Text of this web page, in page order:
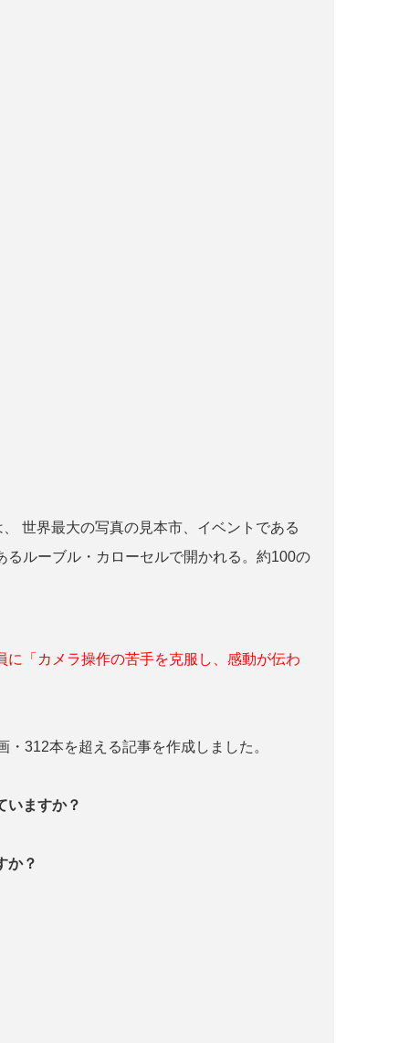
世界最大の写真の見本市、イベントである
ルーブル・カローセルで開かれる。約100の
「カメラ操作の苦手を克服し、感動が伝わ
312本を超える記事を作成しました。
いますか？
か？